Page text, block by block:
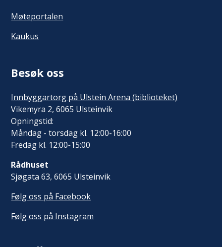
Møteportalen
Kaukus
Besøk oss
Innbyggartorg på Ulstein Arena (biblioteket)
Vikemyra 2, 6065 Ulsteinvik
Opningstid:
Måndag - torsdag kl. 12:00-16:00
Fredag kl. 12:00-15:00
Rådhuset
Sjøgata 63, 6065 Ulsteinvik
Følg oss på Facebook
Følg oss på Instagram